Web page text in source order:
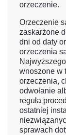
orzeczenie.
Orzeczenie
zaskarżone
dni od daty
orzeczenia
wnoszone w
orzeczenia,
odwołanie
reguła
ostatniej
sprawach